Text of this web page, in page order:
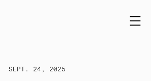
SEPT. 24, 2025